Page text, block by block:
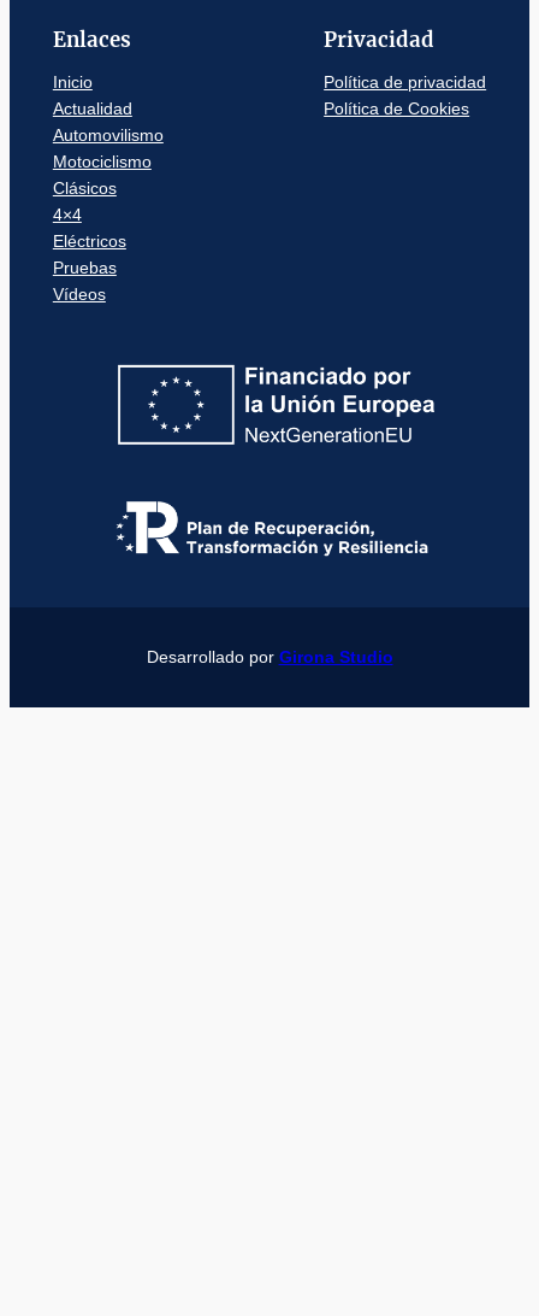
Enlaces
Inicio
Actualidad
Automovilismo
Motociclismo
Clásicos
4×4
Eléctricos
Pruebas
Vídeos
Privacidad
Política de privacidad
Política de Cookies
Desarrollado por Girona Studio